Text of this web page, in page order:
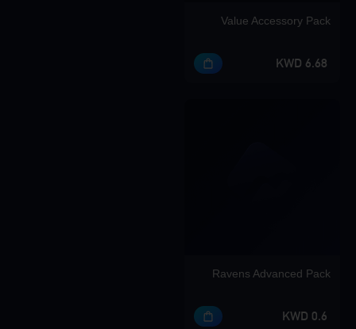
Value Accessory Pack
6.68 KWD
Ravens Advanced Pack
0.6 KWD